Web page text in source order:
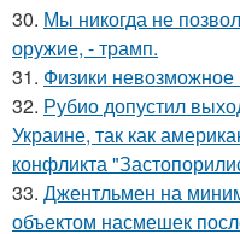
30. Мы никогда не
оружие, - трамп.
31. Физики невозможное
32. Рубио допустил
Украине, так как
конфликта
33. Джентльмен на
объектом насмешек